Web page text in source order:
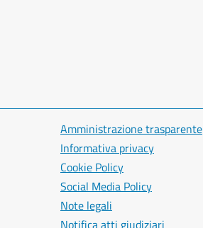
Amministrazione trasparente
Informativa privacy
Cookie Policy
Social Media Policy
Note legali